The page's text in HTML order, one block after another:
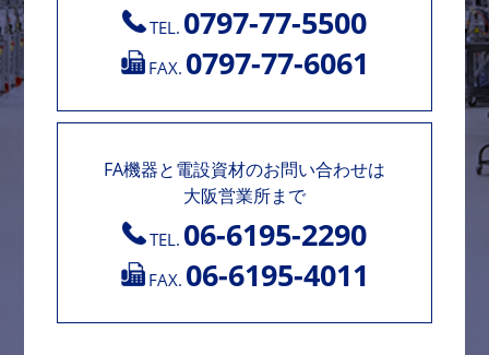
TEL. 0797-77-5500
FAX. 0797-77-6061
FA機器と電設資材のお問い合わせは
大阪営業所まで
TEL. 06-6195-2290
FAX. 06-6195-4011